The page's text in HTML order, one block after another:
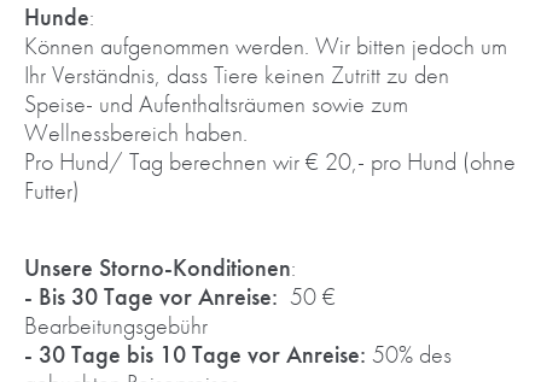
Hunde:
Können aufgenommen werden. Wir bitten jedoch um
Ihr Verständnis, dass Tiere keinen Zutritt zu den
Speise- und Aufenthaltsräumen sowie zum
Wellnessbereich haben.
Pro Hund/ Tag berechnen wir € 20,- pro Hund (ohne
Futter)
Unsere Storno-Konditionen:
- Bis 30 Tage vor Anreise: 50 €
Bearbeitungsgebühr
- 30 Tage bis 10 Tage vor Anreise: 50% des